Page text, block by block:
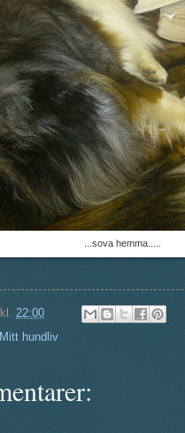
...sova hemma.....
kl. 22:00
Mitt hundliv